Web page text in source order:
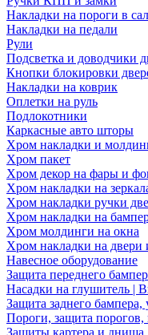
Накладки на пороги в
Накладки на педали
Рули
Подсветка и доводчики
Кнопки блокировки
Накладки на коврик
Оплетки на руль
Подлокотники
Каркасные авто шторы
Хром накладки и
Хром пакет
Хром декор на фары и
Хром накладки на
Хром накладки ручки
Хром накладки на
Хром молдинги на окна
Хром накладки на двери
Навесное оборудование
Защита переднего
Насадки на глушитель |
Защита заднего бампера,
Пороги, защита
Защиты картера и днища